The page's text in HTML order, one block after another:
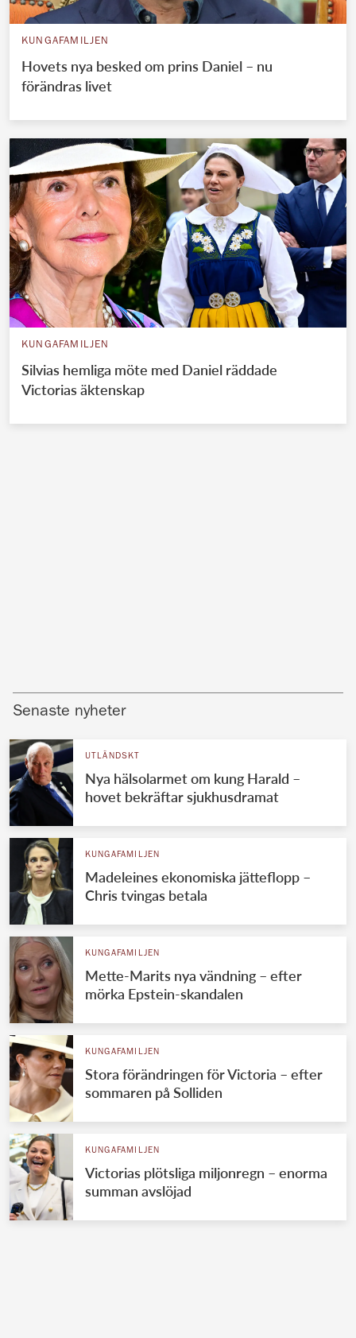
KUNGAFAMILJEN
Hovets nya besked om prins Daniel – nu
förändras livet
KUNGAFAMILJEN
Silvias hemliga möte med Daniel räddade
Victorias äktenskap
Senaste nyheter
UTLÄNDSKT
Nya hälsolarmet om kung Harald –
hovet bekräftar sjukhusdramat
KUNGAFAMILJEN
Madeleines ekonomiska jätteflopp –
Chris tvingas betala
KUNGAFAMILJEN
Mette-Marits nya vändning – efter
mörka Epstein-skandalen
KUNGAFAMILJEN
Stora förändringen för Victoria – efter
sommaren på Solliden
KUNGAFAMILJEN
Victorias plötsliga miljonregn – enorma
summan avslöjad